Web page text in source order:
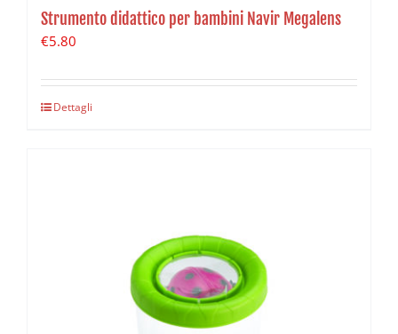
Strumento didattico per bambini Navir Megalens
€5.80
Dettagli